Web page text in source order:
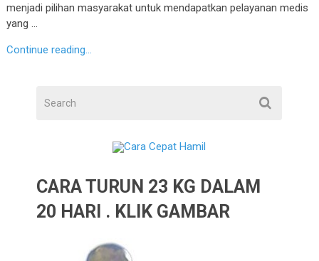
menjadi pilihan masyarakat untuk mendapatkan pelayanan medis
yang …
Continue reading...
CARA TURUN 23 KG DALAM
20 HARI . KLIK GAMBAR